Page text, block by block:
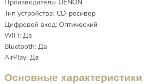
Характеристики
Производитель: DENON
Тип устройства: CD-ресивер
Цифровой вход: Оптический
WIFI: Да
Bluetooth: Да
AirPlay: Да
Основные характеристики